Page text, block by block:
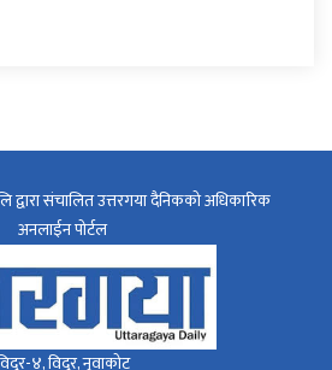
लि द्वारा संचालित उत्तरगया दैनिकको अधिकारिक
अनलाईन पोर्टल
४, विदुर, नुवाकोट